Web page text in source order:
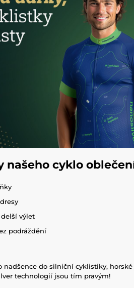
našeho cyklo
výlet
podráždění
nadšence do silniční cyklistiky,
technologií jsou tím pravým!